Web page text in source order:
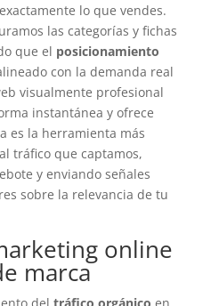
lo que vendes.
las categorías y fichas
que el posicionamiento
con la demanda real
visualmente profesional
instantánea y ofrece
es la herramienta más
tráfico que captamos,
y enviando señales
sobre la relevancia de tu
online
marca
del tráfico orgánico en